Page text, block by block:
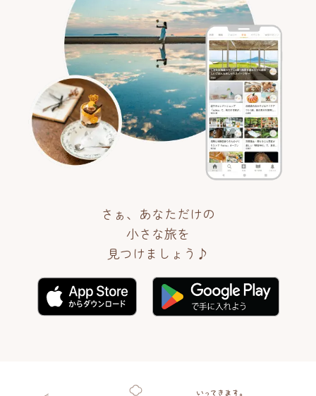
さぁ、あなただけの
小さな旅を
見つけましょう♪